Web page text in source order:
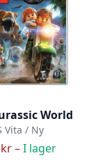
World
Vita / Ny
–I lager